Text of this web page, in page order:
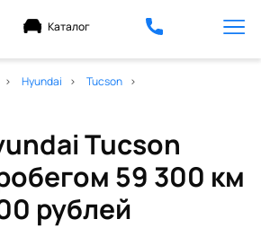
Каталог
Hyundai
Tucson
Tucson
59 300 км
рублей